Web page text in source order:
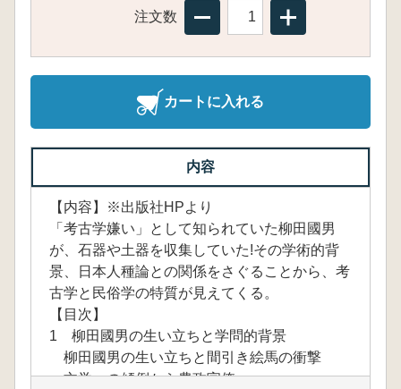
注文数
カートに入れる
内容
【内容】※出版社HPより
「考古学嫌い」として知られていた柳田國男
が、石器や土器を収集していた!その学術的背
景、日本人種論との関係をさぐることから、考
古学と民俗学の特質が見えてくる。
【目次】
1 柳田國男の生い立ちと学問的背景
柳田國男の生い立ちと間引き絵馬の衝撃
文学への傾倒から農政官僚へ